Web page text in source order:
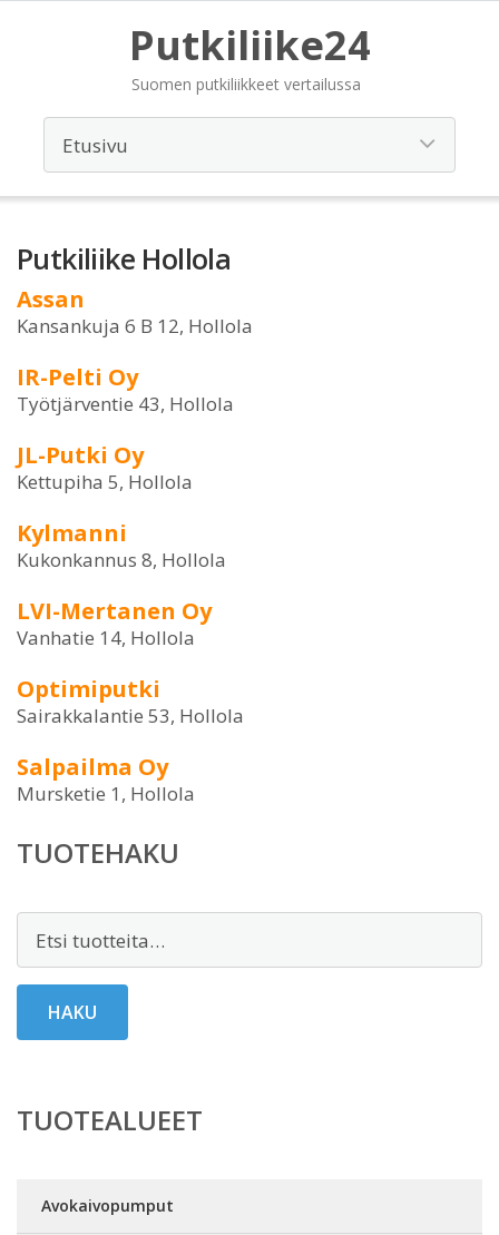
Putkiliike24
Suomen putkiliikkeet vertailussa
Putkiliike Hollola
Assan
Kansankuja 6 B 12, Hollola
IR-Pelti Oy
Työtjärventie 43, Hollola
JL-Putki Oy
Kettupiha 5, Hollola
Kylmanni
Kukonkannus 8, Hollola
LVI-Mertanen Oy
Vanhatie 14, Hollola
Optimiputki
Sairakkalantie 53, Hollola
Salpailma Oy
Mursketie 1, Hollola
TUOTEHAKU
HAKU
TUOTEALUEET
Avokaivopumput